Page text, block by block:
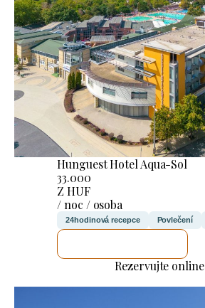
Hunguest Hotel Aqua-Sol
33.000
Z HUF
/ noc / osoba
24hodinová recepce Povlečení
Rezervujte online